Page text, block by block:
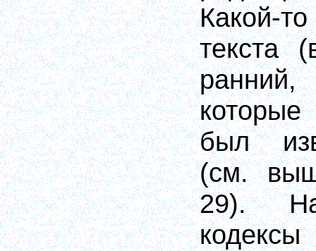
Какой-
текста
был
(см.
29).